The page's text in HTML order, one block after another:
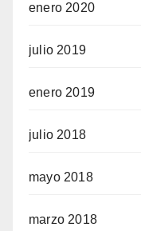
enero 2020
julio 2019
enero 2019
julio 2018
mayo 2018
marzo 2018